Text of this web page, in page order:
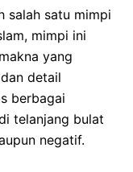
salah satu mimpi
mimpi ini
yang
detail
berbagai
telanjang bulat
negatif.